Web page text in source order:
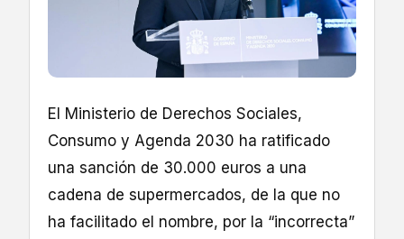
El Ministerio de Derechos Sociales,
Consumo y Agenda 2030 ha ratificado
una sanción de 30.000 euros a una
cadena de supermercados, de la que no
ha facilitado el nombre, por la “incorrecta”